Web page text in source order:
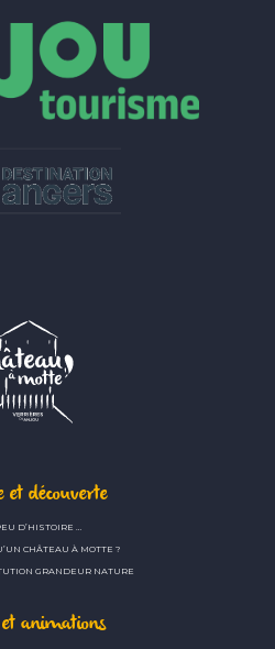
et découverte
D’HISTOIRE …
CHÂTEAU À MOTTE ?
GRANDEUR NATURE
et animations